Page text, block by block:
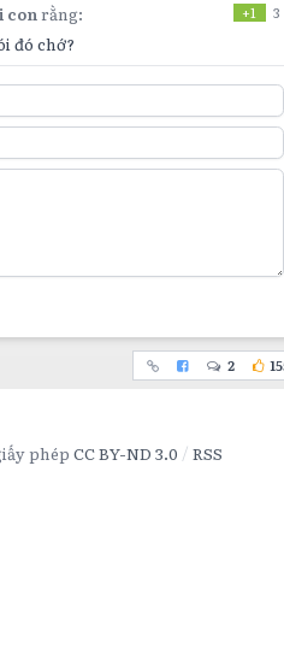
con rằng: +1 3
đó chớ?
2
phép CC BY-ND 3.0 RSS